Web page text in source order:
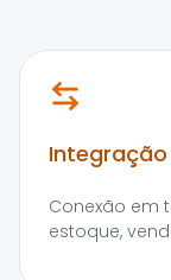
Integração
Conexão em
estoque,